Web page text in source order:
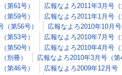
第61号）
広報なよろ2011年3月号（
第59号）
広報なよろ2011年1月号（
第56号）
広報なよろ2010年10月号
第53号）
広報なよろ2010年7月号（
第50号）
広報なよろ2010年4月号（
別冊）
広報なよろ2010年3月号（第
第46号）
広報なよろ2009年12月号